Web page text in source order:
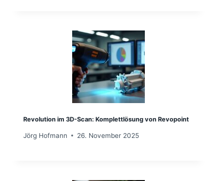
Revolution im 3D-Scan: Komplettlösung von Revopoint
Jörg Hofmann 26. November 2025